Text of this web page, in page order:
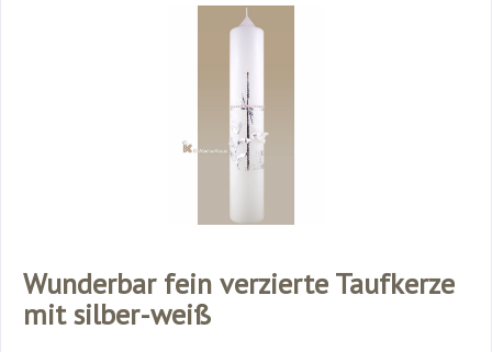
Wunderbar fein verzierte Taufkerze
mit silber-weiß